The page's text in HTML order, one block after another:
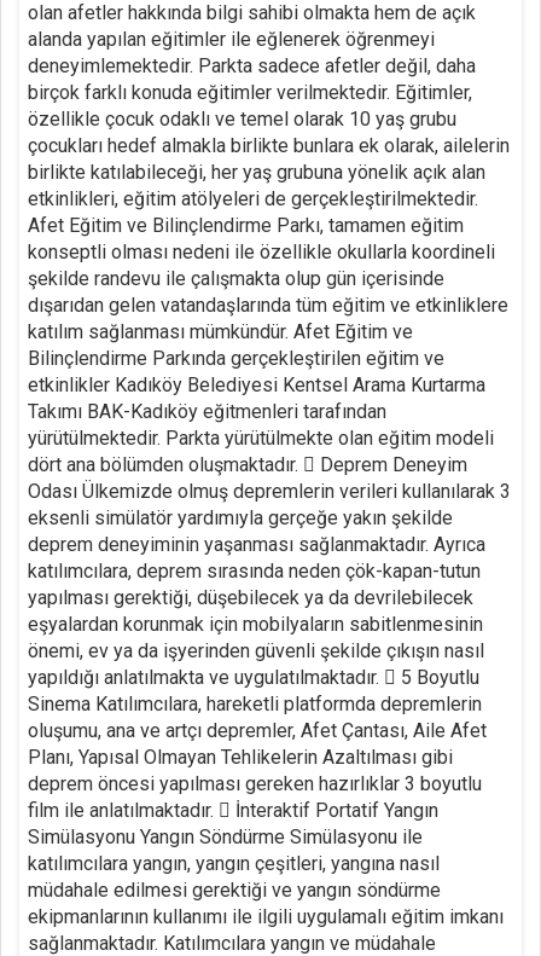
olan afetler hakkında bilgi sahibi olmakta hem de açık
alanda yapılan eğitimler ile eğlenerek öğrenmeyi
deneyimlemektedir. Parkta sadece afetler değil, daha
birçok farklı konuda eğitimler verilmektedir. Eğitimler,
özellikle çocuk odaklı ve temel olarak 10 yaş grubu
çocukları hedef almakla birlikte bunlara ek olarak, ailelerin
birlikte katılabileceği, her yaş grubuna yönelik açık alan
etkinlikleri, eğitim atölyeleri de gerçekleştirilmektedir.
Afet Eğitim ve Bilinçlendirme Parkı, tamamen eğitim
konseptli olması nedeni ile özellikle okullarla koordineli
şekilde randevu ile çalışmakta olup gün içerisinde
dışarıdan gelen vatandaşlarında tüm eğitim ve etkinliklere
katılım sağlanması mümkündür. Afet Eğitim ve
Bilinçlendirme Parkında gerçekleştirilen eğitim ve
etkinlikler Kadıköy Belediyesi Kentsel Arama Kurtarma
Takımı BAK-Kadıköy eğitmenleri tarafından
yürütülmektedir. Parkta yürütülmekte olan eğitim modeli
dört ana bölümden oluşmaktadır.  Deprem Deneyim
Odası Ülkemizde olmuş depremlerin verileri kullanılarak 3
eksenli simülatör yardımıyla gerçeğe yakın şekilde
deprem deneyiminin yaşanması sağlanmaktadır. Ayrıca
katılımcılara, deprem sırasında neden çök-kapan-tutun
yapılması gerektiği, düşebilecek ya da devrilebilecek
eşyalardan korunmak için mobilyaların sabitlenmesinin
önemi, ev ya da işyerinden güvenli şekilde çıkışın nasıl
yapıldığı anlatılmakta ve uygulatılmaktadır.  5 Boyutlu
Sinema Katılımcılara, hareketli platformda depremlerin
oluşumu, ana ve artçı depremler, Afet Çantası, Aile Afet
Planı, Yapısal Olmayan Tehlikelerin Azaltılması gibi
deprem öncesi yapılması gereken hazırlıklar 3 boyutlu
film ile anlatılmaktadır.  İnteraktif Portatif Yangın
Simülasyonu Yangın Söndürme Simülasyonu ile
katılımcılara yangın, yangın çeşitleri, yangına nasıl
müdahale edilmesi gerektiği ve yangın söndürme
ekipmanlarının kullanımı ile ilgili uygulamalı eğitim imkanı
sağlanmaktadır. Katılımcılara yangın ve müdahale